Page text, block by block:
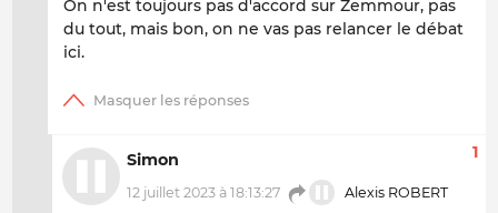
On n'est toujours pas d'accord sur Zemmour, pas
du tout, mais bon, on ne vas pas relancer le débat
ici.
Simon
12 juillet 2023 à 18:13:27 Alexis ROBERT
1